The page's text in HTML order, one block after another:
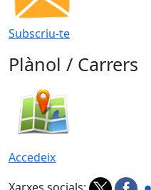
Subscriu-te
Plànol / Carrers
Accedeix